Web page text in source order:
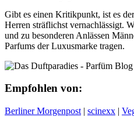
Gibt es einen Kritikpunkt, ist es
Herren sträflichst vernachlässigt.
und zu besonderen Anlässen
Parfums der Luxusmarke tragen.
Empfohlen von:
Berliner Morgenpost | scinexx |